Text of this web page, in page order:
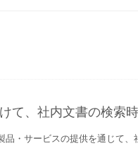
て、社内文書の検索
・サービスの提供を通じて、